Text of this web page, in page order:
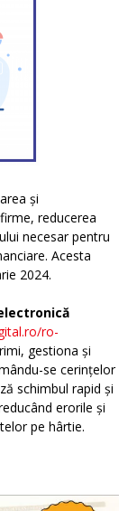
și
reducerea
necesar pentru
Acesta
2024.
ro-
gestiona și
se cerințelor
schimbul rapid și
erorile și
pe hârtie.